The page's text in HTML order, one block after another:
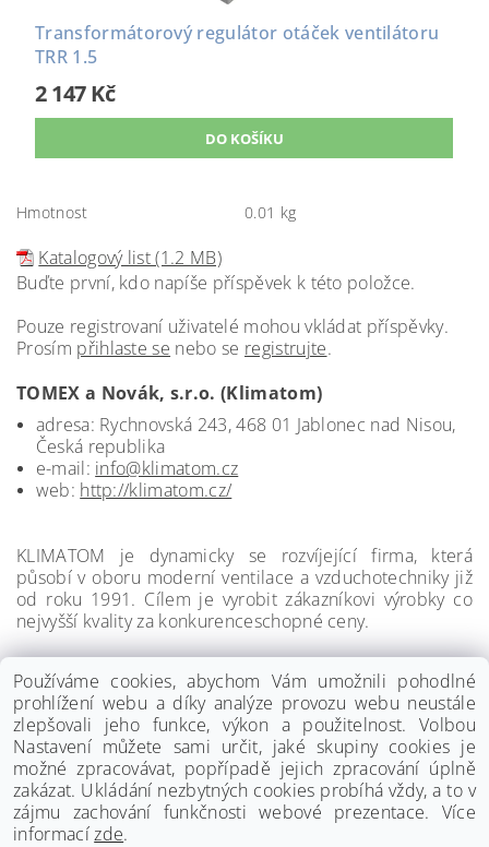
Transformátorový regulátor otáček ventilátoru
TRR 1.5
2 147 Kč
Hmotnost 0.01 kg
Katalogový list (1.2 MB)
Buďte první, kdo napíše příspěvek k této položce.
Pouze registrovaní uživatelé mohou vkládat příspěvky.
Prosím přihlaste se nebo se registrujte.
TOMEX a Novák, s.r.o. (Klimatom)
adresa: Rychnovská 243, 468 01 Jablonec nad Nisou,
Česká republika
e-mail: info@klimatom.cz
web: http://klimatom.cz/
KLIMATOM je dynamicky se rozvíjející firma, která
působí v oboru moderní ventilace a vzduchotechniky již
od roku 1991. Cílem je vyrobit zákazníkovi výrobky co
nejvyšší kvality za konkurenceschopné ceny.
www.palmat.cz
Používáme cookies, abychom Vám umožnili pohodlné
prohlížení webu a díky analýze provozu webu neustále
zlepšovali jeho funkce, výkon a použitelnost. Volbou
Nastavení můžete sami určit, jaké skupiny cookies je
možné zpracovávat, popřípadě jejich zpracování úplně
zakázat. Ukládání nezbytných cookies probíhá vždy, a to v
zájmu zachování funkčnosti webové prezentace. Více
informacízde.